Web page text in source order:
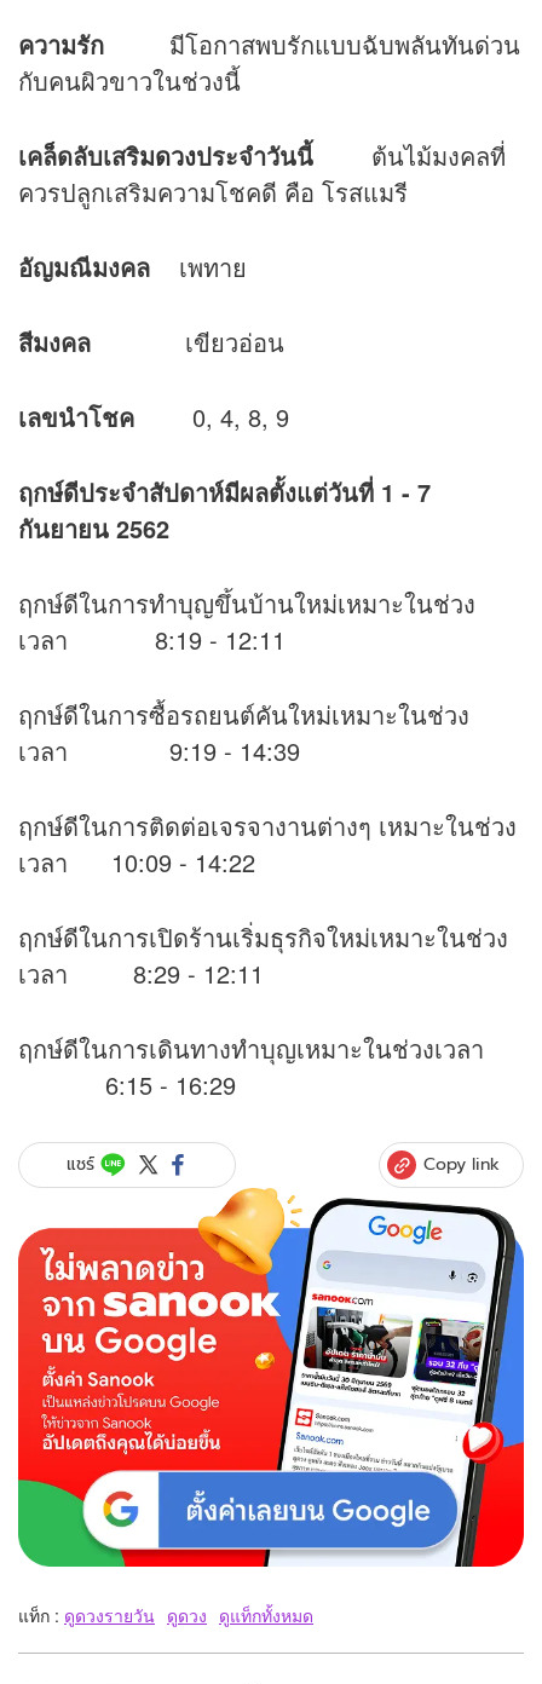
ความรัก มีโอกาสพบรักแบบฉับพลันทันด่วน
กับคนผิวขาวในช่วงนี้
เคล็ดลับเสริมดวงประจำวันนี้ ต้นไม้มงคลที่
ควรปลูกเสริมความโชคดี คือ โรสแมรี
อัญมณีมงคล เพทาย
สีมงคล เขียวอ่อน
เลขนำโชค 0, 4, 8, 9
ฤกษ์ดีประจำสัปดาห์มีผลตั้งแต่วันที่ 1 - 7
กันยายน 2562
ฤกษ์ดีในการทำบุญขึ้นบ้านใหม่เหมาะในช่วง
เวลา 8:19 - 12:11
ฤกษ์ดีในการซื้อรถยนต์คันใหม่เหมาะในช่วง
เวลา 9:19 - 14:39
ฤกษ์ดีในการติดต่อเจรจางานต่างๆ เหมาะในช่วง
เวลา 10:09 - 14:22
ฤกษ์ดีในการเปิดร้านเริ่มธุรกิจใหม่เหมาะในช่วง
เวลา 8:29 - 12:11
ฤกษ์ดีในการเดินทางทำบุญเหมาะในช่วงเวลา
6:15 - 16:29
แชร์ Copy link
แท็ก : ดูดวงรายวัน ดูดวง ดูแท็กทั้งหมด